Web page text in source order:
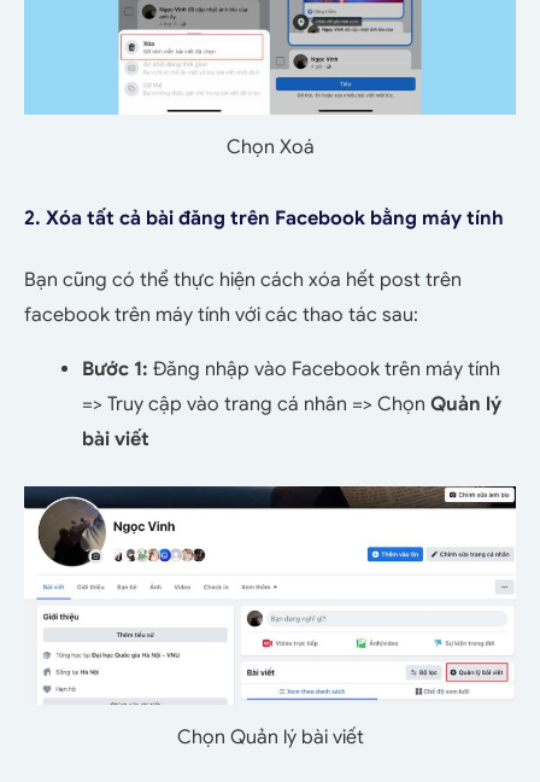
Chọn Xoá
2. Xóa tất cả bài đăng trên Facebook bằng máy tính
Bạn cũng có thể thực hiện cách xóa hết post trên
facebook trên máy tính với các thao tác sau:
Bước 1: Đăng nhập vào Facebook trên máy tính
=> Truy cập vào trang cá nhân => Chọn Quản lý
bài viết
Chọn Quản lý bài viết